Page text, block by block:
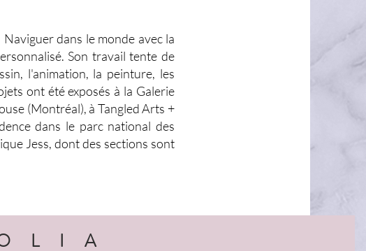
dans le monde avec la
Son travail tente de
l'animation, la peinture, les
ont été exposés à la Galerie
(Montréal), à Tangled Arts +
dans le parc national des
Jess, dont des sections sont